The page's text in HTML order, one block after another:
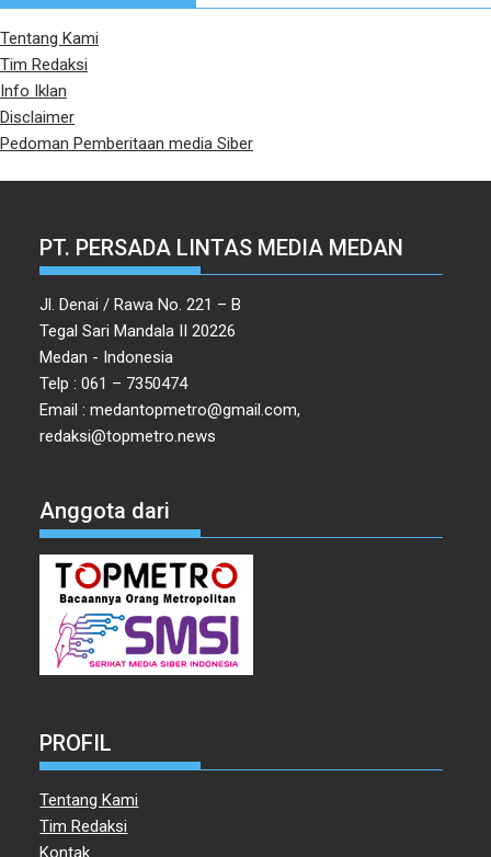
Tentang Kami
Tim Redaksi
Info Iklan
Disclaimer
Pedoman Pemberitaan media Siber
PT. PERSADA LINTAS MEDIA MEDAN
Jl. Denai / Rawa No. 221 – B
Tegal Sari Mandala II 20226
Medan - Indonesia
Telp : 061 – 7350474
Email : medantopmetro@gmail.com,
redaksi@topmetro.news
Anggota dari
PROFIL
Tentang Kami
Tim Redaksi
Kontak